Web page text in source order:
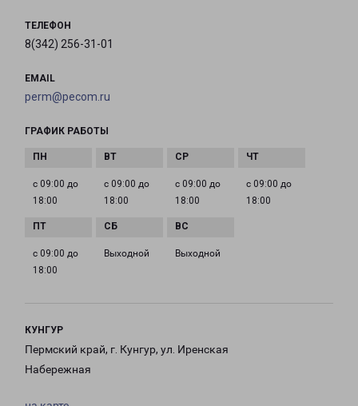
ТЕЛЕФОН
8(342) 256-31-01
EMAIL
perm@pecom.ru
ГРАФИК РАБОТЫ
с 09:00 до
18:00
с 09:00 до
18:00
с 09:00 до
18:00
с 09:00 до
18:00
с 09:00 до
18:00
Выходной Выходной
КУНГУР
Пермский край, г. Кунгур, ул. Иренская
Набережная